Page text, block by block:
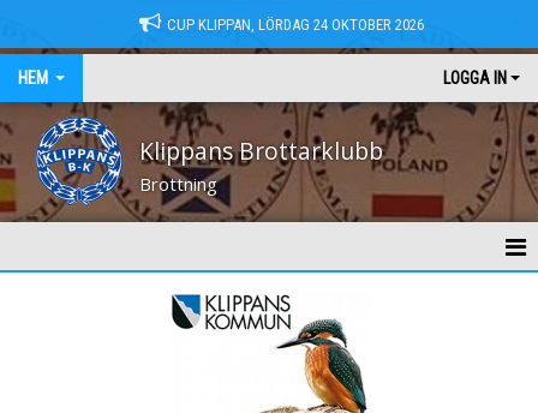
CUP KLIPPAN, LÖRDAG 24 OKTOBER 2026
HEM LOGGA IN
Klippans Brottarklubb
Brottning